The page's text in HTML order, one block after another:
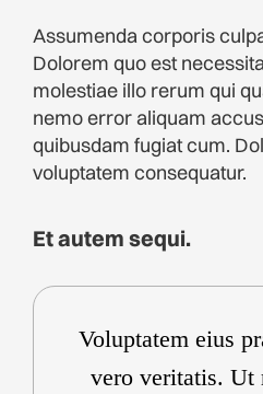
Assumenda corporis
Dolorem quo est
molestiae illo rerum qui
nemo error aliquam
quibusdam fugiat cum.
voluptatem consequatur.
Et autem sequi.
Voluptatem eius
vero veritatis. Ut